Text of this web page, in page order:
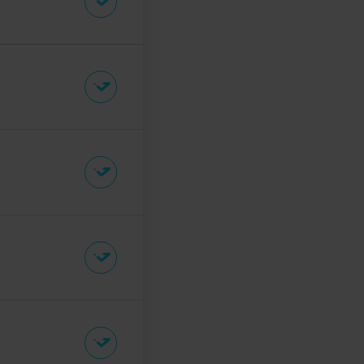
Messung,
in jedem Werk
werden